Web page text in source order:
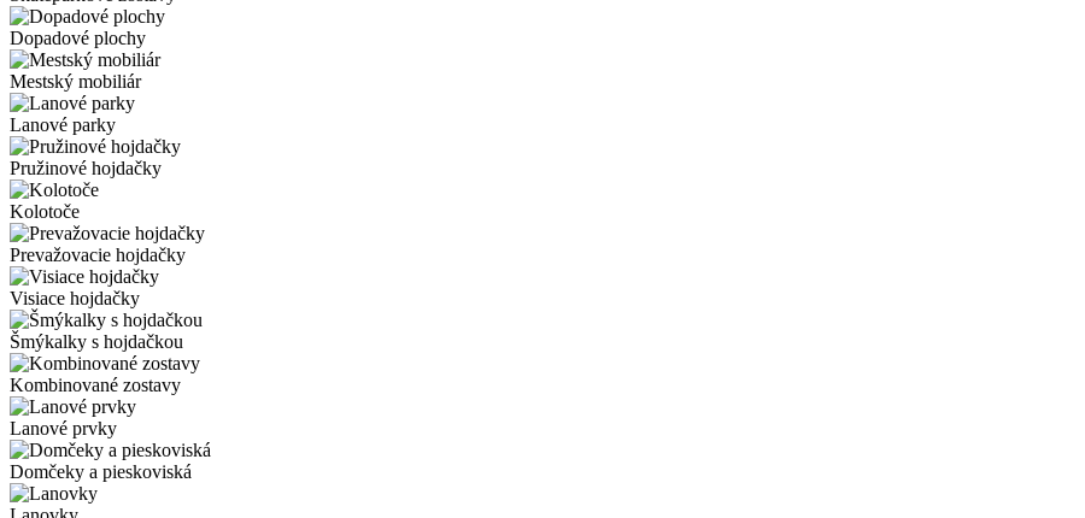
Dopadové plochy
Mestský mobiliár
Lanové parky
Pružinové hojdačky
Kolotoče
Prevažovacie hojdačky
Visiace hojdačky
Šmýkalky s hojdačkou
Kombinované zostavy
Lanové prvky
Domčeky a pieskoviská